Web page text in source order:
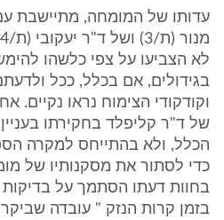
עדותו של המומחה, מתיישבת
לא הצביעו על צפי כלשהו
בגידולים, אם בכלל, ככל
וקודקודי הצימוח נראו נקיים.
של ד"ר קליפלד בחקירתו
הכלל, ולא בהתייחס למקרה
כדי לסתור את מסקנותיו של
בחוות דעתו הסתמך על בדיקות